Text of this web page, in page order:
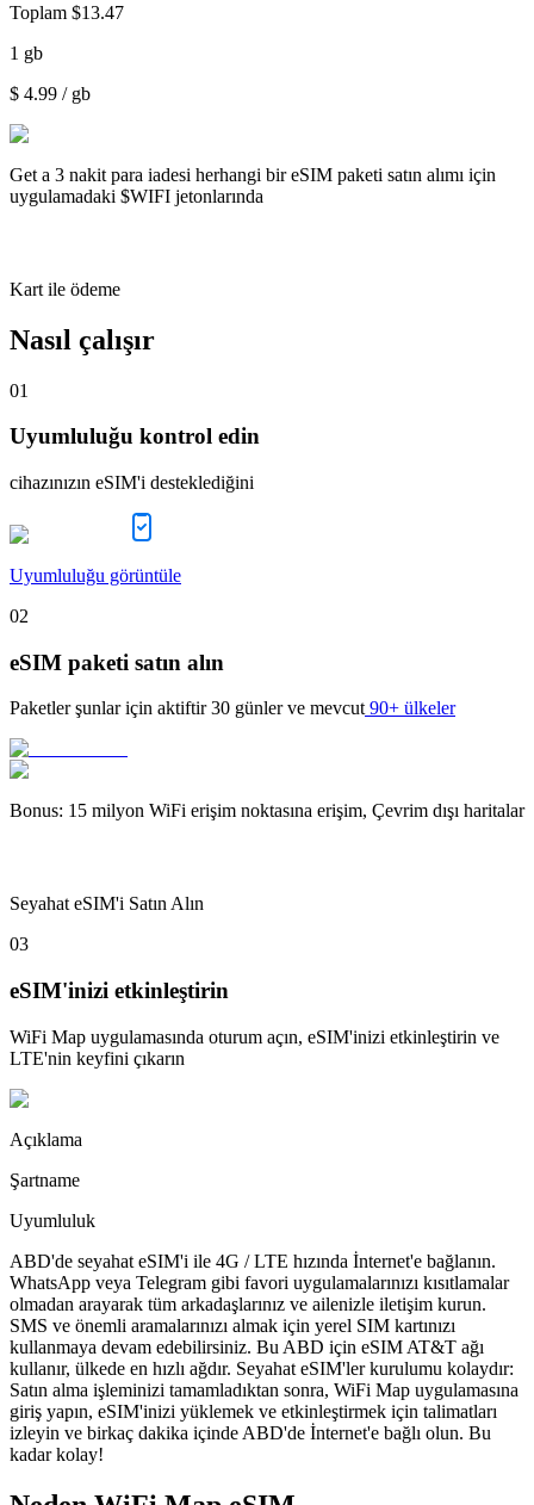
Toplam $13.47
1 gb
$ 4.99 / gb
Get a 3 nakit para iadesi herhangi bir eSIM paketi satın alımı için
uygulamadaki $WIFI jetonlarında
Kart ile ödeme
Nasıl çalışır
01
Uyumluluğu kontrol edin
cihazınızın eSIM'i desteklediğini
Uyumluluğu görüntüle
02
eSIM paketi satın alın
Paketler şunlar için aktiftir 30 günler ve mevcut 90+ ülkeler
Bonus: 15 milyon WiFi erişim noktasına erişim, Çevrim dışı haritalar
Seyahat eSIM'i Satın Alın
03
eSIM'inizi etkinleştirin
WiFi Map uygulamasında oturum açın, eSIM'inizi etkinleştirin ve
LTE'nin keyfini çıkarın
Açıklama
Şartname
Uyumluluk
ABD'de seyahat eSIM'i ile 4G / LTE hızında İnternet'e bağlanın.
WhatsApp veya Telegram gibi favori uygulamalarınızı kısıtlamalar
olmadan arayarak tüm arkadaşlarınız ve ailenizle iletişim kurun.
SMS ve önemli aramalarınızı almak için yerel SIM kartınızı
kullanmaya devam edebilirsiniz. Bu ABD için eSIM AT&T ağı
kullanır, ülkede en hızlı ağdır. Seyahat eSIM'ler kurulumu kolaydır:
Satın alma işleminizi tamamladıktan sonra, WiFi Map uygulamasına
giriş yapın, eSIM'inizi yüklemek ve etkinleştirmek için talimatları
izleyin ve birkaç dakika içinde ABD'de İnternet'e bağlı olun. Bu
kadar kolay!